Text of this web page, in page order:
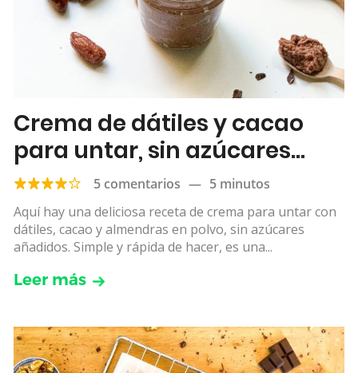
Crema de dátiles y cacao
para untar, sin azúcares
añadidos5 comentarios — 5 minutos
Aquí hay una deliciosa receta de crema para untar con
dátiles, cacao y almendras en polvo, sin azúcares
añadidos. Simple y rápida de hacer, es una...
Leer más